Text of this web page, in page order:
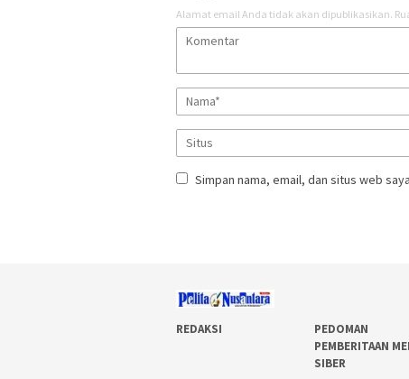
Alamat email Anda tidak akan dipublikasikan.
Simpan nama, email, dan situs web
REDAKSI
PEDOMAN
PEMBERITAAN
SIBER